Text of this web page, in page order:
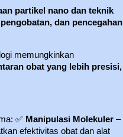
partikel nano dan teknik
dan pencegahan
memungkinkan
obat yang lebih presisi,
✅ Manipulasi Molekuler –
efektivitas obat dan alat